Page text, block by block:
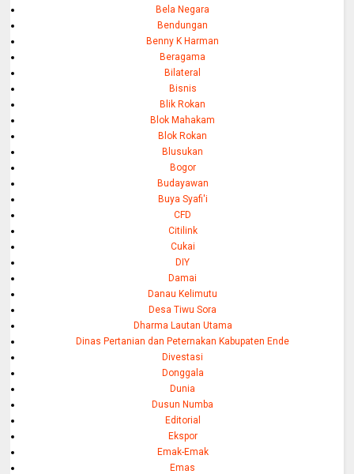
Bela Negara
Bendungan
Benny K Harman
Beragama
Bilateral
Bisnis
Blik Rokan
Blok Mahakam
Blok Rokan
Blusukan
Bogor
Budayawan
Buya Syafi'i
CFD
Citilink
Cukai
DIY
Damai
Danau Kelimutu
Desa Tiwu Sora
Dharma Lautan Utama
Dinas Pertanian dan Peternakan Kabupaten Ende
Divestasi
Donggala
Dunia
Dusun Numba
Editorial
Ekspor
Emak-Emak
Emas